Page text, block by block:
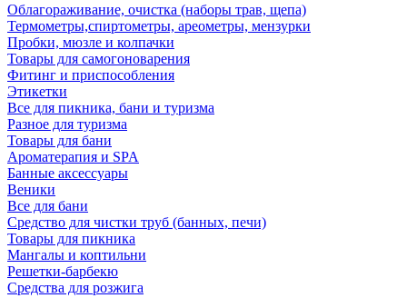
Облагораживание, очистка (наборы трав, щепа)
Термометры,спиртометры, ареометры, мензурки
Пробки, мюзле и колпачки
Товары для самогоноварения
Фитинг и приспособления
Этикетки
Все для пикника, бани и туризма
Разное для туризма
Товары для бани
Ароматерапия и SPA
Банные аксессуары
Веники
Все для бани
Средство для чистки труб (банных, печи)
Товары для пикника
Мангалы и коптильни
Решетки-барбекю
Средства для розжига